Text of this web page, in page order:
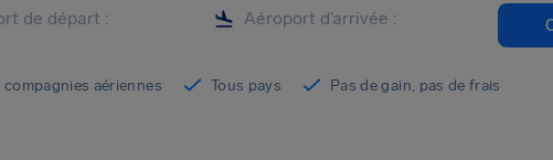
compagnies aériennes Tous pays Pas de gain, pas de frais